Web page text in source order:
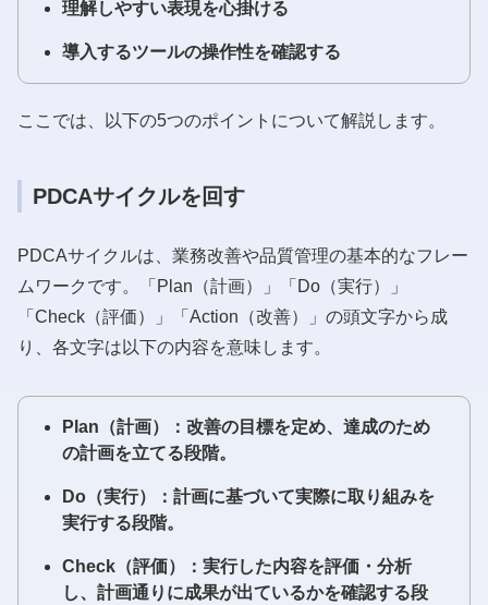
理解しやすい表現を心掛ける
導入するツールの操作性を確認する
ここでは、以下の5つのポイントについて解説します。
PDCAサイクルを回す
PDCAサイクルは、業務改善や品質管理の基本的なフレー
ムワークです。「Plan（計画）」「Do（実行）」
「Check（評価）」「Action（改善）」の頭文字から成
り、各文字は以下の内容を意味します。
Plan（計画）：改善の目標を定め、達成のため
の計画を立てる段階。
Do（実行）：計画に基づいて実際に取り組みを
実行する段階。
Check（評価）：実行した内容を評価・分析
し、計画通りに成果が出ているかを確認する段